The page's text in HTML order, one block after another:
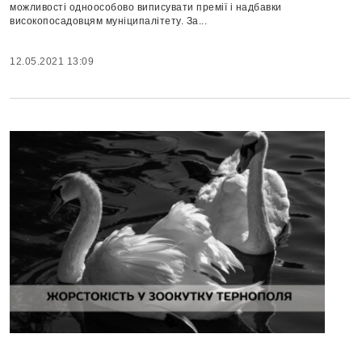
можливості одноособово виписувати премії і надбавки
високопосадовцям муніципалітету. За...
12.05.2021 13:09